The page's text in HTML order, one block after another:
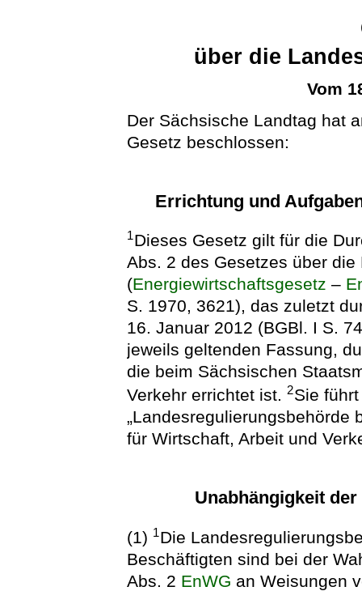
über die
Vom
Der Sächsische Landtag hat
Gesetz beschlossen:
Errichtung und
1Dieses Gesetz gilt für die
Abs. 2 des Gesetzes über
(Energiewirtschaftsgesetz –
S. 1970, 3621), das zuletzt
16. Januar 2012 (BGBl. I S.
jeweils geltenden Fassung,
die beim Sächsischen
Verkehr errichtet ist.2Sie
„Landesregulierungsbehörde
für Wirtschaft, Arbeit und
Unabhängigkeit
(1) 1Die
Beschäftigten sind bei der
Abs. 2 EnWG an Weisungen